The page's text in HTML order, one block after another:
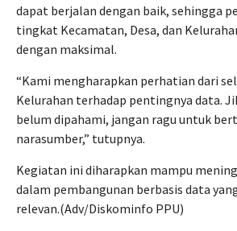
dapat berjalan dengan baik, sehingga
tingkat Kecamatan, Desa, dan
dengan maksimal.
“Kami mengharapkan perhatian dari
Kelurahan terhadap pentingnya data.
belum dipahami, jangan ragu untuk
narasumber,” tutupnya.
Kegiatan ini diharapkan mampu
dalam pembangunan berbasis data
relevan.(Adv/Diskominfo PPU)